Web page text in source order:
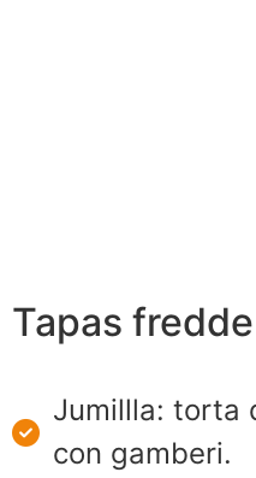
Tapas
Jumillla: torta
con gamberi.